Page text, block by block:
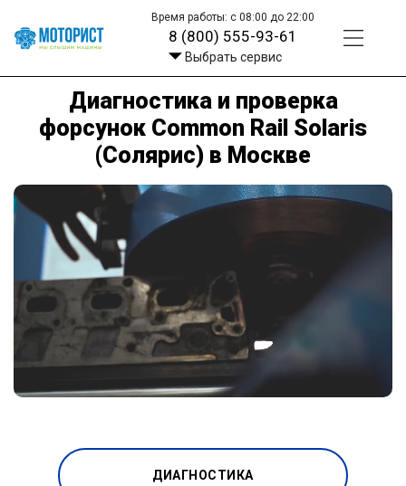
Время работы: с 08:00 до 22:00
8 (800) 555-93-61
Выбрать сервис
Диагностика и проверка
форсунок Common Rail Solaris
(Солярис) в Москве
ДИАГНОСТИКА